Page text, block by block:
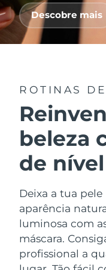
Descobre mais
ROTINAS
beleza
de
Deixa a tua
aparência
luminosa com
máscara.
profissional a
Serum
For
issa™
18%
Cosméticos
Comprar todos
FOREO APP
Israel
Japão
Jersey
Cazaquistão
Kuwait
Letônia
Líbano
Lituânia